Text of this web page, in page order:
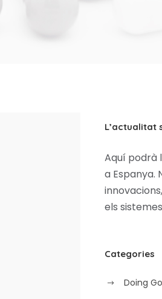
L’actualitat
Aquí podrà
a Espanya.
els
Categories
Doing